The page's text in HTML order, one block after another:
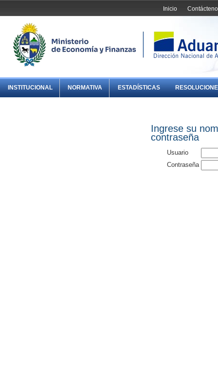
Inicio
INSTITUCIONAL NORMATIVA ESTADÍSTICAS
Ingrese su
contraseña
Usuario
Contraseña